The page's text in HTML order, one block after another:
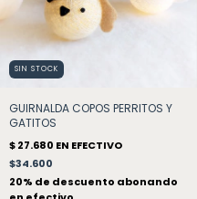
SIN STOCK
GUIRNALDA COPOS PERRITOS Y
GATITOS
$34.600